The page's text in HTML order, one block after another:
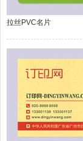
拉丝PVC名片